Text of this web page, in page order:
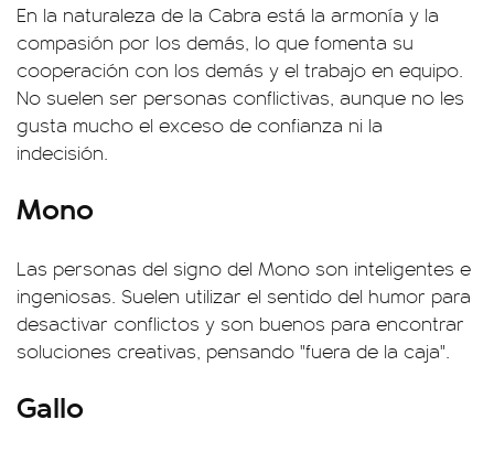
En la naturaleza de la Cabra está la armonía y la
compasión por los demás, lo que fomenta su
cooperación con los demás y el trabajo en equipo.
No suelen ser personas conflictivas, aunque no les
gusta mucho el exceso de confianza ni la
indecisión.
Mono
Las personas del signo del Mono son inteligentes e
ingeniosas. Suelen utilizar el sentido del humor para
desactivar conflictos y son buenos para encontrar
soluciones creativas, pensando "fuera de la caja".
Gallo